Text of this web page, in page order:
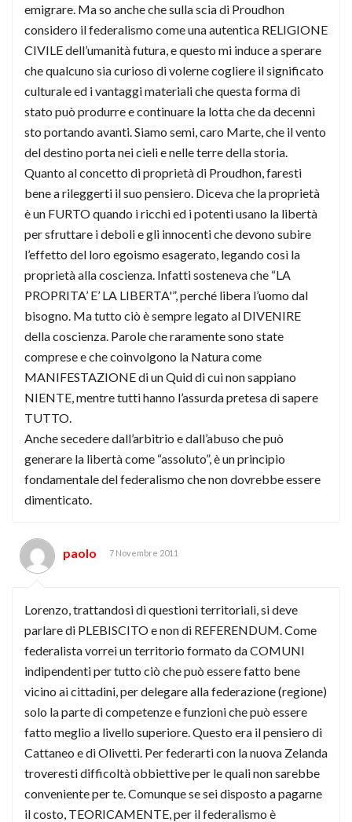
emigrare. Ma so anche che sulla scia di Proudhon
considero il federalismo come una autentica RELIGIONE
CIVILE dell’umanità futura, e questo mi induce a sperare
che qualcuno sia curioso di volerne cogliere il significato
culturale ed i vantaggi materiali che questa forma di
stato può produrre e continuare la lotta che da decenni
sto portando avanti. Siamo semi, caro Marte, che il vento
del destino porta nei cieli e nelle terre della storia.
Quanto al concetto di proprietà di Proudhon, faresti
bene a rileggerti il suo pensiero. Diceva che la proprietà
è un FURTO quando i ricchi ed i potenti usano la libertà
per sfruttare i deboli e gli innocenti che devono subire
l’effetto del loro egoismo esagerato, legando così la
proprietà alla coscienza. Infatti sosteneva che “LA
PROPRITA’ E’ LA LIBERTA'”, perché libera l’uomo dal
bisogno. Ma tutto ciò è sempre legato al DIVENIRE
della coscienza. Parole che raramente sono state
comprese e che coinvolgono la Natura come
MANIFESTAZIONE di un Quid di cui non sappiano
NIENTE, mentre tutti hanno l’assurda pretesa di sapere
TUTTO.
Anche secedere dall’arbitrio e dall’abuso che può
generare la libertà come “assoluto”, è un principio
fondamentale del federalismo che non dovrebbe essere
dimenticato.
paolo 7 Novembre 2011
Lorenzo, trattandosi di questioni territoriali, si deve
parlare di PLEBISCITO e non di REFERENDUM. Come
federalista vorrei un territorio formato da COMUNI
indipendenti per tutto ciò che può essere fatto bene
vicino ai cittadini, per delegare alla federazione (regione)
solo la parte di competenze e funzioni che può essere
fatto meglio a livello superiore. Questo era il pensiero di
Cattaneo e di Olivetti. Per federarti con la nuova Zelanda
troveresti difficoltà obbiettive per le quali non sarebbe
conveniente per te. Comunque se sei disposto a pagarne
il costo, TEORICAMENTE, per il federalismo è